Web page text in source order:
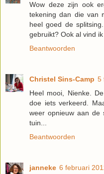
Wow deze zijn ook
tekening dan die van
heel goed de
gebruikt? Ook al vind
Beantwoorden
Christel Sins-Camp 5
Heel mooi, Nienke.
doe iets verkeerd.
weer opnieuw aan
tuin...
Beantwoorden
janneke 6 februari